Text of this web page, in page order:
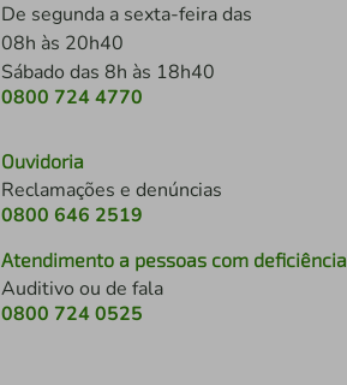
De segunda a sexta-feira das
08h às 20h40
Sábado das 8h às 18h40
0800 724 4770
Ouvidoria
Reclamações e denúncias
0800 646 2519
Atendimento a pessoas com deficiência
Auditivo ou de fala
0800 724 0525